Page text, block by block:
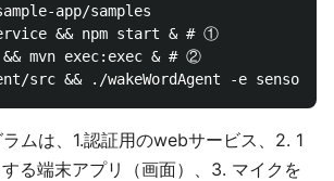
app/samples
&& npm start & # ①
mvn exec:exec & # ②
ムは、1.認証用のwebサービス、2. 1
る端末アプリ（画面）、3. マイクを